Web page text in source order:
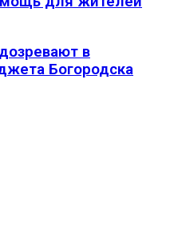
в
Богородска